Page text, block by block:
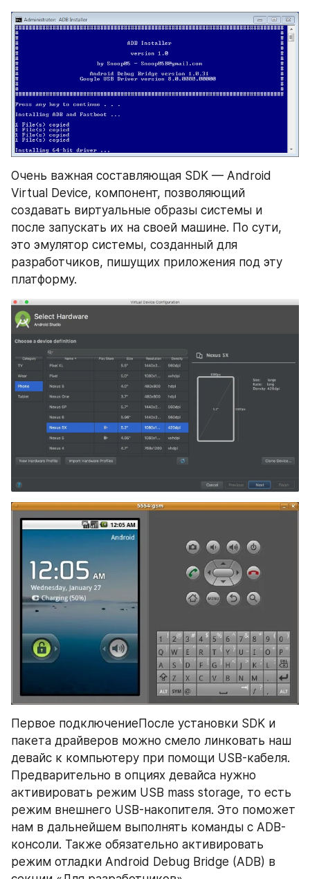
Очень важная составляющая SDK — Android
Virtual Device, компонент, позволяющий
создавать виртуальные образы системы и
после запускать их на своей машине. По сути,
это эмулятор системы, созданный для
разработчиков, пишущих приложения под эту
платформу.
Первое подключениеПосле установки SDK и
пакета драйверов можно смело линковать наш
девайс к компьютеру при помощи USB-кабеля.
Предварительно в опциях девайса нужно
активировать режим USB mass storage, то есть
режим внешнего USB-накопителя. Это поможет
нам в дальнейшем выполнять команды с ADB-
консоли. Также обязательно активировать
режим отладки Android Debug Bridge (ADB) в